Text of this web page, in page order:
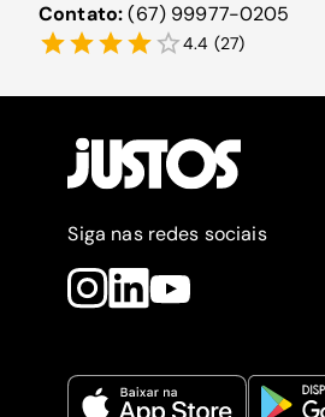
Contato:(67) 99977-0205
4.4 (27)
Siga nas redes sociais